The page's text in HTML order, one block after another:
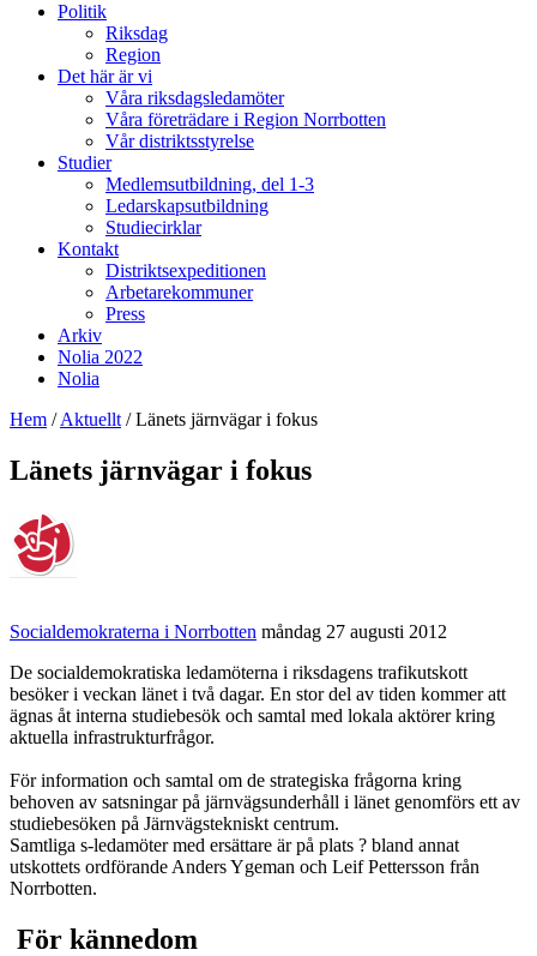
Politik
Riksdag
Region
Det här är vi
Våra riksdagsledamöter
Våra företrädare i Region Norrbotten
Vår distriktsstyrelse
Studier
Medlemsutbildning, del 1-3
Ledarskapsutbildning
Studiecirklar
Kontakt
Distriktsexpeditionen
Arbetarekommuner
Press
Arkiv
Nolia 2022
Nolia
Hem /Aktuellt /Länets järnvägar i fokus
Länets järnvägar i fokus
Socialdemokraterna i Norrbotten måndag 27 augusti 2012
De socialdemokratiska ledamöterna i riksdagens trafikutskott
besöker i veckan länet i två dagar. En stor del av tiden kommer att
ägnas åt interna studiebesök och samtal med lokala aktörer kring
aktuella infrastrukturfrågor.
För information och samtal om de strategiska frågorna kring
behoven av satsningar på järnvägsunderhåll i länet genomförs ett av
studiebesöken på Järnvägstekniskt centrum.
Samtliga s-ledamöter med ersättare är på plats ? bland annat
utskottets ordförande Anders Ygeman och Leif Pettersson från
Norrbotten.
För kännedom